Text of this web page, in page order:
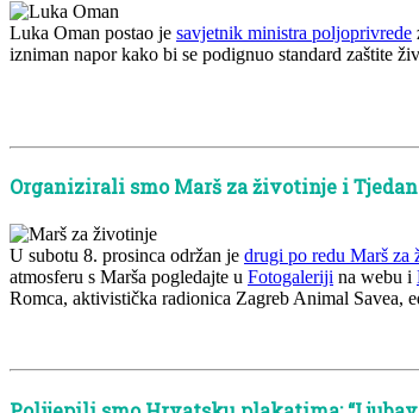
Luka Oman postao je savjetnik ministra poljoprivrede
izniman napor kako bi se podignuo standard zaštite
Organizirali smo Marš za životinje i
U subotu 8. prosinca održan je drugi po redu Marš za
atmosferu s Marša pogledajte u Fotogaleriji na webu i
Romca, aktivistička radionica Zagreb Animal Savea,